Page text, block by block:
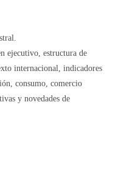
ejecutivo, estructura de
internacional, indicadores
consumo, comercio
y novedades de